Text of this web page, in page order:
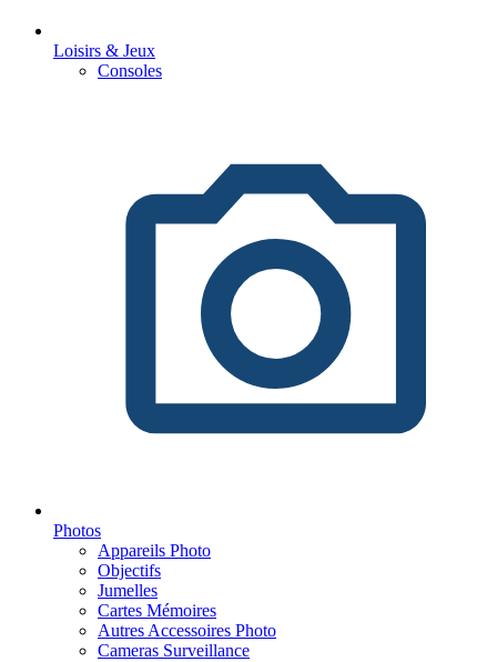
Loisirs & Jeux
Consoles
Photos
Appareils Photo
Objectifs
Jumelles
Cartes Mémoires
Autres Accessoires Photo
Cameras Surveillance